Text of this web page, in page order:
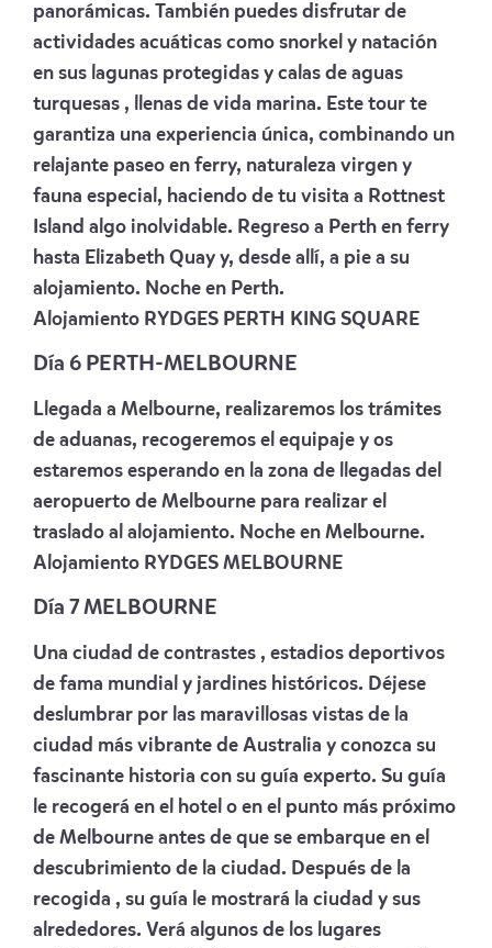
panorámicas. También puedes disfrutar de
actividades acuáticas como snorkel y natación
en sus lagunas protegidas y calas de aguas
turquesas , llenas de vida marina. Este tour te
garantiza una experiencia única, combinando un
relajante paseo en ferry, naturaleza virgen y
fauna especial, haciendo de tu visita a Rottnest
Island algo inolvidable. Regreso a Perth en ferry
hasta Elizabeth Quay y, desde allí, a pie a su
alojamiento. Noche en Perth.
Alojamiento RYDGES PERTH KING SQUARE
Día 6 PERTH-MELBOURNE
Llegada a Melbourne, realizaremos los trámites
de aduanas, recogeremos el equipaje y os
estaremos esperando en la zona de llegadas del
aeropuerto de Melbourne para realizar el
traslado al alojamiento. Noche en Melbourne.
Alojamiento RYDGES MELBOURNE
Día 7 MELBOURNE
Una ciudad de contrastes , estadios deportivos
de fama mundial y jardines históricos. Déjese
deslumbrar por las maravillosas vistas de la
ciudad más vibrante de Australia y conozca su
fascinante historia con su guía experto. Su guía
le recogerá en el hotel o en el punto más próximo
de Melbourne antes de que se embarque en el
descubrimiento de la ciudad. Después de la
recogida , su guía le mostrará la ciudad y sus
alrededores. Verá algunos de los lugares